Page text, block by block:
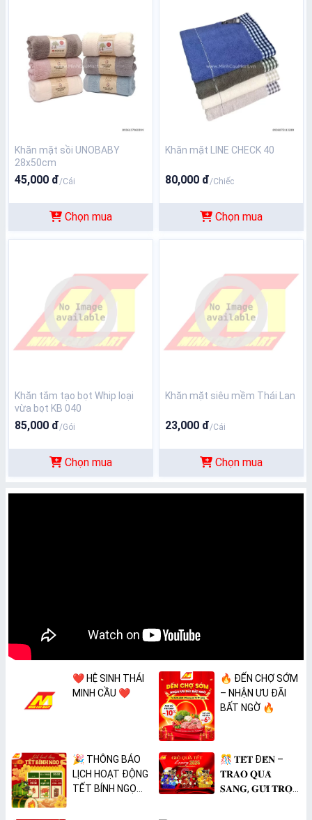
Khăn mặt sồi UNOBABY
28x50cm
45,000 đ/Cái
Chọn mua
Khăn mặt LINE CHECK 40
80,000 đ/Chiếc
Chọn mua
Khăn tắm tạo bọt Whip loại
vừa bọt KB 040
85,000 đ/Gói
Chọn mua
Khăn mặt siêu mềm Thái Lan
23,000 đ/Cái
Chọn mua
❤️ HỆ SINH THÁI
MINH CẦU ❤️
🔥 ĐẾN CHỢ SỚM
– NHẬN ƯU ĐÃI
BẤT NGỜ 🔥
🎉 THÔNG BÁO
LỊCH HOẠT ĐỘNG
TẾT BÍNH NGỌ
🎊 𝐓𝐄̂́𝐓 Đ𝐄̂́𝐍 –
𝐓𝐑𝐀𝐎 𝐐𝐔𝐀̀
𝐒𝐀𝐍𝐆, 𝐆𝐔̛̉𝐈 𝐓𝐑𝐎̣𝐍